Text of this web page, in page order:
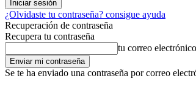
¿Olvidaste tu contraseña? consigue ayuda
Recuperación de contraseña
Recupera tu contraseña
tu correo electrónico
Se te ha enviado una contraseña por correo